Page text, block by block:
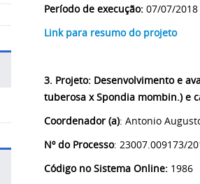
Período de execução: 07/07/
Link para resumo do projeto
3. Projeto: Desenvolvimento e
tuberosa x Spondia mombin.) e
Coordenador (a): Antonio
Nº do Processo: 23007.009173/
Código no Sistema Online: 1986